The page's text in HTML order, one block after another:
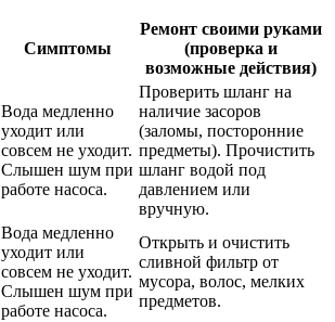
Симптомы
Ремонт своими руками
(проверка и
возможные действия)
Вода медленно
уходит или
совсем не уходит.
Слышен шум при
работе насоса.
Проверить шланг на
наличие засоров
(заломы, посторонние
предметы). Прочистить
шланг водой под
давлением или
вручную.
Вода медленно
уходит или
совсем не уходит.
Слышен шум при
работе насоса.
Открыть и очистить
сливной фильтр от
мусора, волос, мелких
предметов.